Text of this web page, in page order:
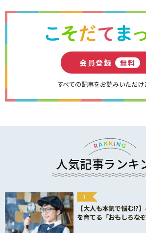
会員登録 無料
すべての記事をお読みいただけ
人気記事ランキ
1
【大人も本気で悩む!?
を育てる「おもしろな